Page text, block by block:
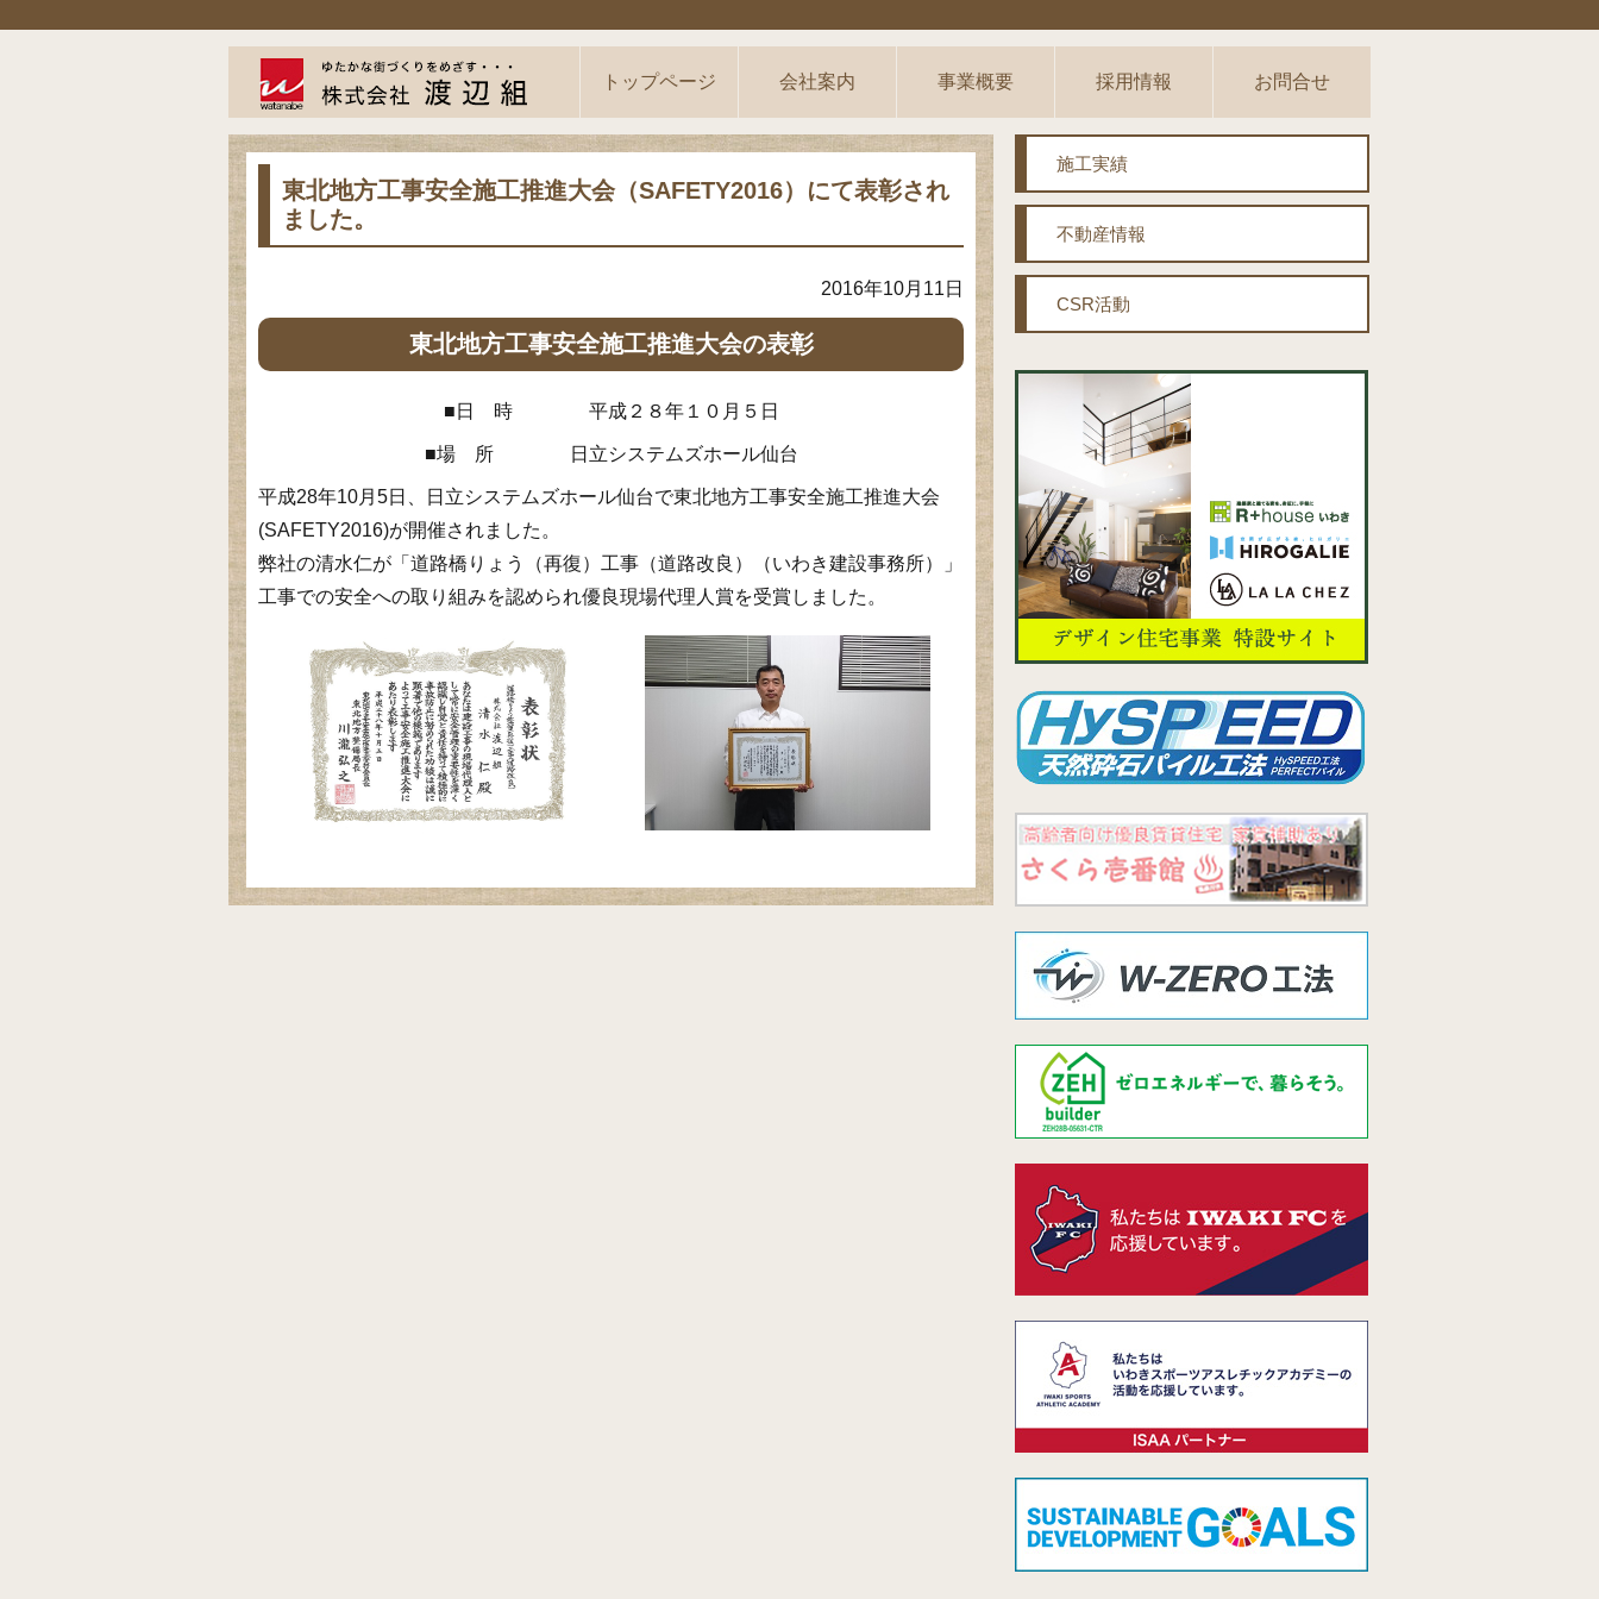
トップページ 会社案内 事業概要 採用情報 お問合せ
東北地方工事安全施工推進大会（SAFETY2016）にて表彰され
ました。
2016年10月11日
東北地方工事安全施工推進大会の表彰
■日 時 平成２８年１０月５日
■場 所 日立システムズホール仙台
平成28年10月5日、日立システムズホール仙台で東北地方工事安全施工推進大会
(SAFETY2016)が開催されました。
弊社の清水仁が「道路橋りょう（再復）工事（道路改良）（いわき建設事務所）」
工事での安全への取り組みを認められ優良現場代理人賞を受賞しました。
施工実績
不動産情報
CSR活動